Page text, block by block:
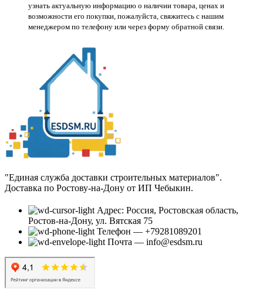
узнать актуальную информацию о наличии товара, ценах и
возможности его покупки, пожалуйста, свяжитесь с нашим
менеджером по телефону или через форму обратной связи.
"Единая служба доставки строительных материалов".
Доставка по Ростову-на-Дону от ИП Чебыкин.
Адрес: Россия, Ростовская область,
Ростов-на-Дону, ул. Вятская 75
Телефон — +79281089201
Почта — info@esdsm.ru